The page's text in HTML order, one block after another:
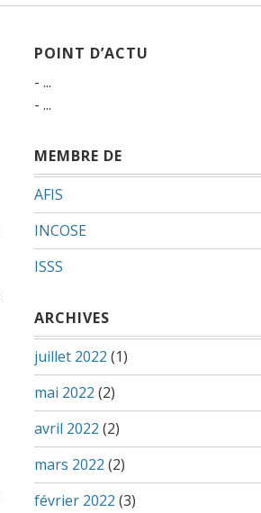
POINT D’ACTU
- ...
- ...
MEMBRE DE
AFIS
INCOSE
ISSS
ARCHIVES
juillet 2022 (1)
mai 2022 (2)
avril 2022 (2)
mars 2022 (2)
février 2022 (3)